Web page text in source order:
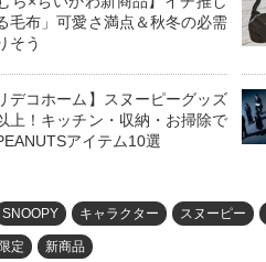
毛布」可愛さ満点＆秋冬の必需
そう
デコホーム】スヌーピーグッズ
上！キッチン・収納・お掃除で
アイテム10選
SNOOPY キャラクター スヌーピー
限定 新商品